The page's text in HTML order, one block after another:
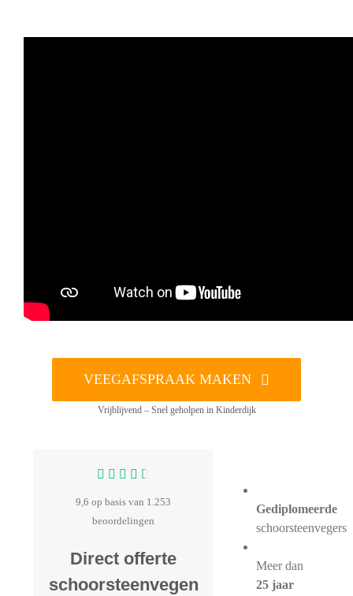
VEEGAFSPRAAK MAKEN
Vrijblijvend – Snel geholpen in Kinderdijk
9,6 op basis van 1.253
beoordelingen
Direct offerte
schoorsteenvegen
Gediplomeerde
schoorsteenvegers
Meer dan
25 jaar